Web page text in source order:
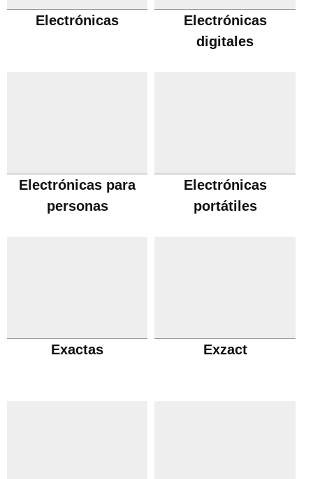
Electrónicas
Electrónicas
digitales
Electrónicas para
personas
Electrónicas
portátiles
Exactas Exzact